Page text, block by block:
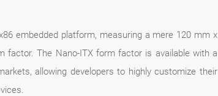
embedded platform, measuring a mere 120 mm x
factor. The Nano-ITX form factor is available with a
allowing developers to highly customize their